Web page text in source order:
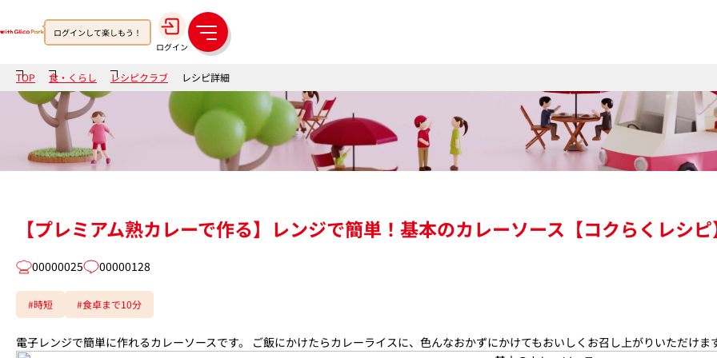
ログインして楽しもう！
ログイン
メ
ニ
ュ
ー
TOP 食・くらし レシピクラブ レシピ詳細
【プレミアム熟カレーで作る】レンジで簡単！基本のカレーソース【コクらくレシ
00000025 00000128
#時短 #食卓まで10分
電子レンジで簡単に作れるカレーソースです。 ご飯にかけたらカレーライスに、色んなおかずにかけてもおいしくお召し上がりいただけま